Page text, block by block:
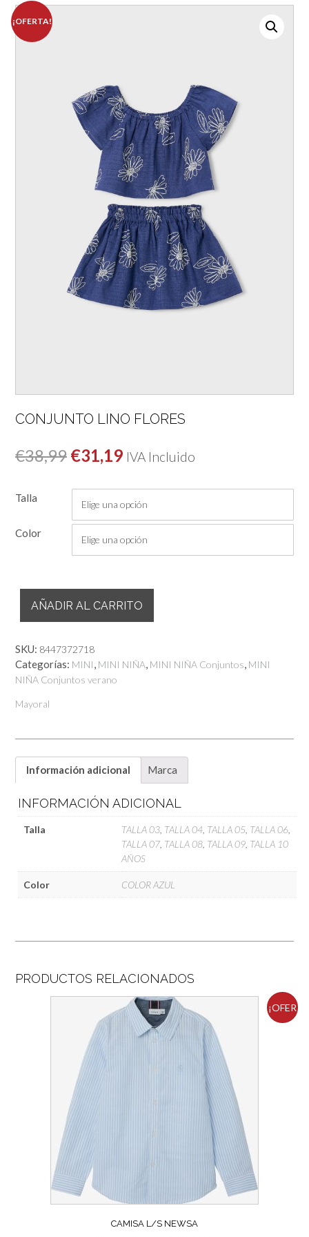
¡OFERTA!
CONJUNTO LINO FLORES
€38,99 El
original
era:
€38,99.
€31,19El
actual
es:
€31,19.
IVA Incluido
Talla
Color
Lino
Flores
AÑADIR AL CARRITO
SKU: 8447372718
Categorías: MINI, MINI NIÑA, MINI NIÑA Conjuntos, MINI
NIÑA Conjuntos verano
Mayoral
Información adicional Marca
INFORMACIÓN ADICIONAL
Talla TALLA 03 TALLA 04 TALLA 05 TALLA 06
TALLA 07 TALLA 08 TALLA 09 TALLA 10
AÑOS
Color COLOR AZUL
PRODUCTOS RELACIONADOS
¡OFER
CAMISA L/S NEWSA